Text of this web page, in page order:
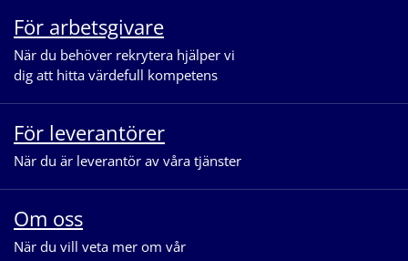
För arbetsgivare
När du behöver rekrytera hjälper vi
dig att hitta värdefull kompetens
För leverantörer
När du är leverantör av våra tjänster
Om oss
När du vill veta mer om vår